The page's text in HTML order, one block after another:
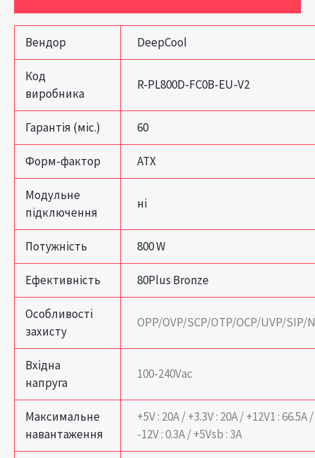
Вендор DeepCool
Код
виробника
R-PL800D-FC0B-EU-V2
Гарантія (міс.) 60
Форм-фактор ATX
Модульне
підключення
ні
Потужність 800 W
Ефективність 80Plus Bronze
Особливості
захисту
OPP/OVP/SCP/OTP/OCP/UVP/SIP/
Вхідна
напруга
100-240Vac
Максимальне
навантаження
+5V : 20А / +3.3V : 20А / +12V1 : 66.5А /
-12V : 0.3А / +5Vsb : 3А